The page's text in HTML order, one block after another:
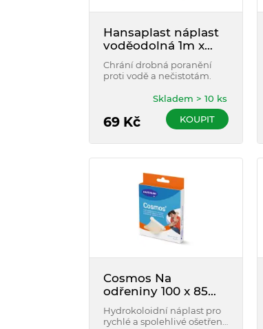
Hansaplast náplast
voděodolná 1m x
6cm
Chrání drobná poranění
proti vodě a nečistotám.
69 Kč
Skladem > 10 ks
KOUPIT
Cosmos Na
odřeniny 100 x 85
mm 4 ks
Hydrokoloidní náplast pro
rychlé a spolehlivé ošetření